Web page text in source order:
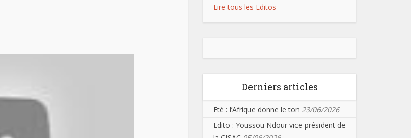
Lire tous les Editos
Derniers articles
Eté : l’Afrique donne le ton 23/06/2026
Edito : Youssou Ndour vice-président de